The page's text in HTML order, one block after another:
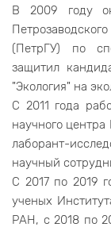
В 2009 году
(ПетрГУ) по
защитил
"Экология" на
С 2011 года
научного
лаборант-
научный
С 2017 по 2019
ученых
РАН, с 2018 по